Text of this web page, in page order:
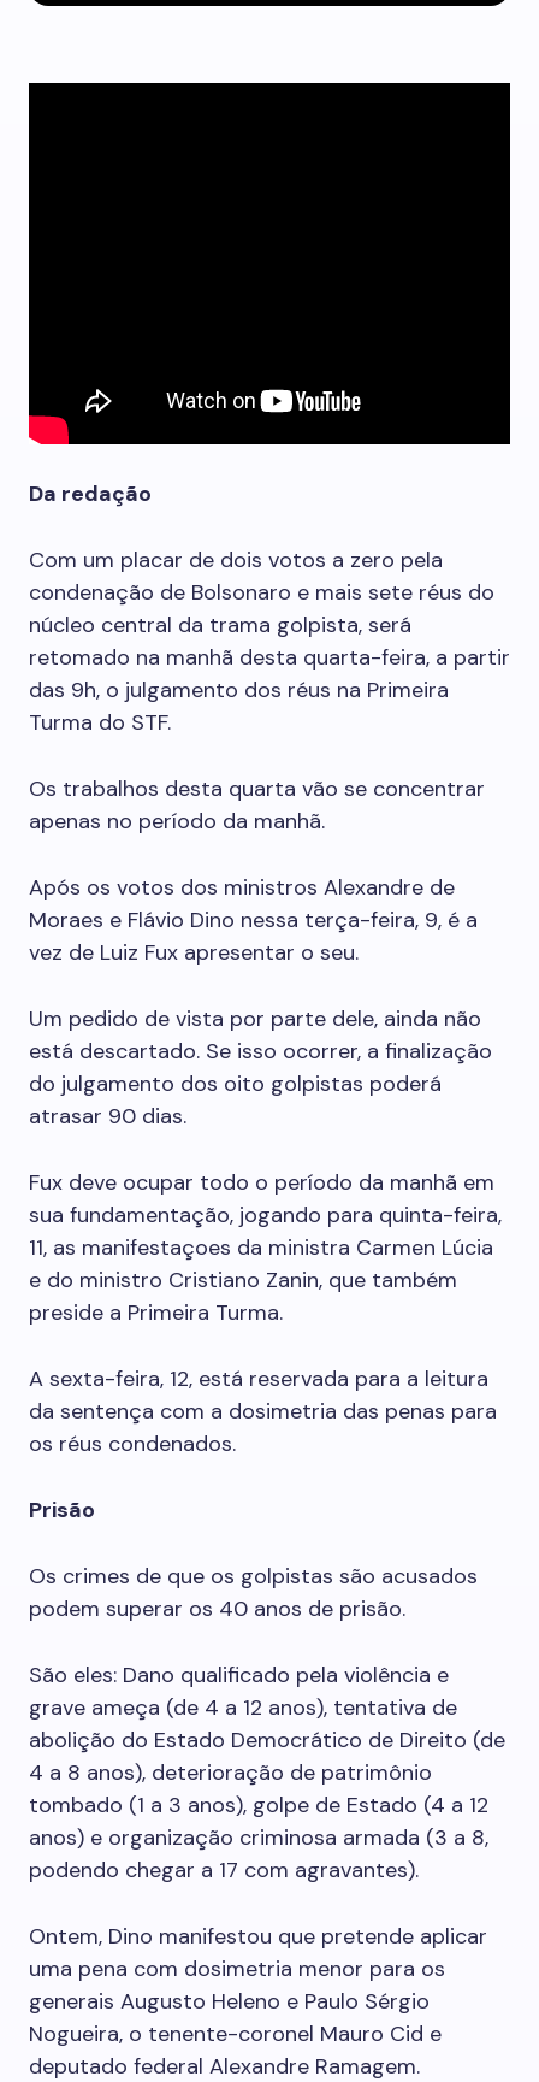
Da redação
Com um placar de dois votos a zero pela
condenação de Bolsonaro e mais sete réus do
núcleo central da trama golpista, será
retomado na manhã desta quarta-feira, a partir
das 9h, o julgamento dos réus na Primeira
Turma do STF.
Os trabalhos desta quarta vão se concentrar
apenas no período da manhã.
Após os votos dos ministros Alexandre de
Moraes e Flávio Dino nessa terça-feira, 9, é a
vez de Luiz Fux apresentar o seu.
Um pedido de vista por parte dele, ainda não
está descartado. Se isso ocorrer, a finalização
do julgamento dos oito golpistas poderá
atrasar 90 dias.
Fux deve ocupar todo o período da manhã em
sua fundamentação, jogando para quinta-feira,
11, as manifestaçoes da ministra Carmen Lúcia
e do ministro Cristiano Zanin, que também
preside a Primeira Turma.
A sexta-feira, 12, está reservada para a leitura
da sentença com a dosimetria das penas para
os réus condenados.
Prisão
Os crimes de que os golpistas são acusados
podem superar os 40 anos de prisão.
São eles: Dano qualificado pela violência e
grave ameça (de 4 a 12 anos), tentativa de
abolição do Estado Democrático de Direito (de
4 a 8 anos), deterioração de patrimônio
tombado (1 a 3 anos), golpe de Estado (4 a 12
anos) e organização criminosa armada (3 a 8,
podendo chegar a 17 com agravantes).
Ontem, Dino manifestou que pretende aplicar
uma pena com dosimetria menor para os
generais Augusto Heleno e Paulo Sérgio
Nogueira, o tenente-coronel Mauro Cid e
deputado federal Alexandre Ramagem.